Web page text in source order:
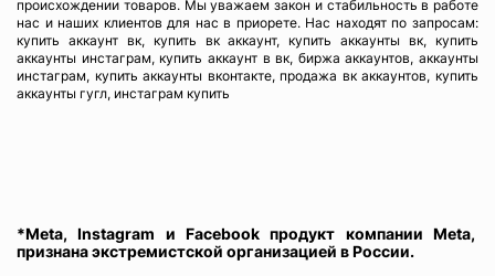
происхождении товаров. Мы уважаем закон и стабильность в работе
нас и наших клиентов для нас в приорете. Нас находят по запросам:
купить аккаунт вк, купить вк аккаунт, купить аккаунты вк, купить
аккаунты инстаграм, купить аккаунт в вк, биржа аккаунтов, аккаунты
инстаграм, купить аккаунты вконтакте, продажа вк аккаунтов, купить
аккаунты гугл, инстаграм купить
*Meta, Instagram и Facebook продукт компании Meta,
признана экстремистской организацией в России.